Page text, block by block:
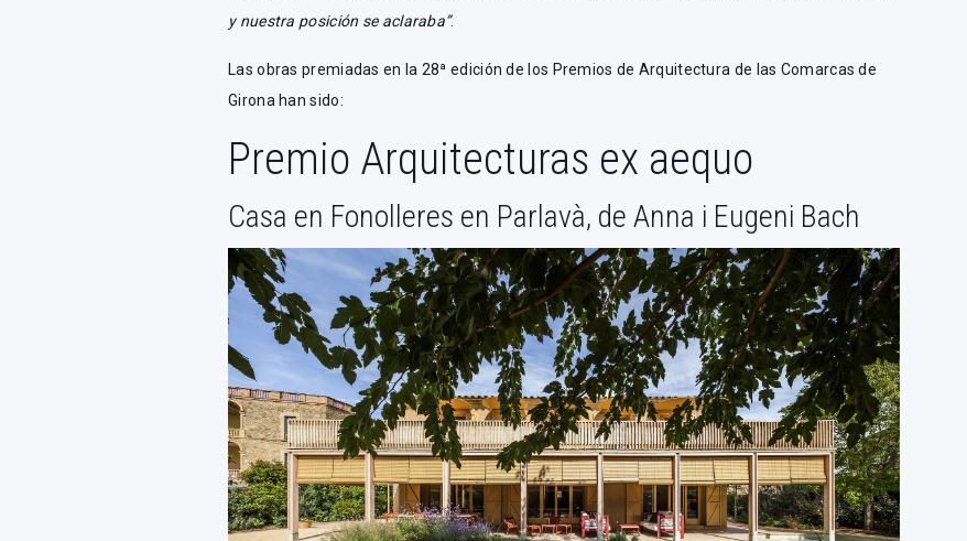
y nuestra posición se aclaraba”.
Las obras premiadas en la 28ª edición de los Premios de Arquitectura de las Comarcas de
Girona han sido:
Premio Arquitecturas ex aequo
Casa en Fonolleres en Parlavà, de Anna i Eugeni Bach